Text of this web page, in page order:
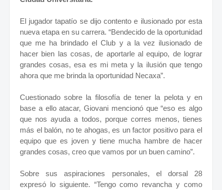
El jugador tapatío se dijo contento e ilusionado por esta
nueva etapa en su carrera. “Bendecido de la oportunidad
que me ha brindado el Club y a la vez ilusionado de
hacer bien las cosas, de aportarle al equipo, de lograr
grandes cosas, esa es mi meta y la ilusión que tengo
ahora que me brinda la oportunidad Necaxa”.
Cuestionado sobre la filosofía de tener la pelota y en
base a ello atacar, Giovani mencionó que “eso es algo
que nos ayuda a todos, porque corres menos, tienes
más el balón, no te ahogas, es un factor positivo para el
equipo que es joven y tiene mucha hambre de hacer
grandes cosas, creo que vamos por un buen camino”.
Sobre sus aspiraciones personales, el dorsal 28
expresó lo siguiente. “Tengo como revancha y como